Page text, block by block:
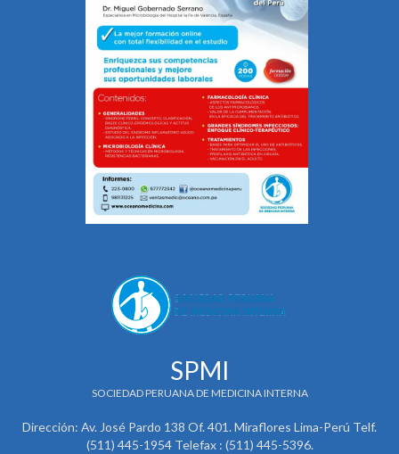
SPMI
SOCIEDAD PERUANA DE MEDICINA INTERNA
Dirección: Av. José Pardo 138 Of. 401. Miraflores Lima-Perú Telf.
(511) 445-1954 Telefax : (511) 445-5396.